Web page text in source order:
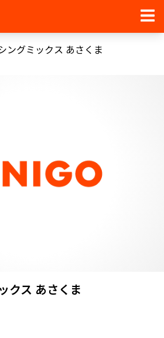
ングミックス あさくま
クス あさくま